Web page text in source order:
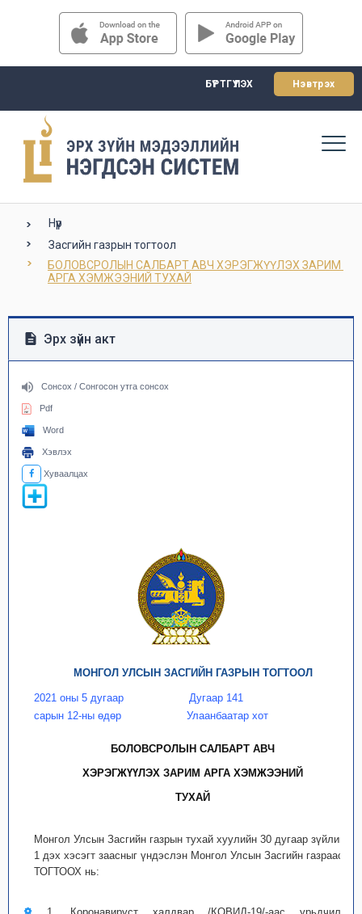
БҮРТГҮҮЛЭХ Нэвтрэх
Нүүр
Засгийн газрын тогтоол
БОЛОВСРОЛЫН САЛБАРТ АВЧ ХЭРЭГЖҮҮЛЭХ ЗАРИМ
АРГА ХЭМЖЭЭНИЙ ТУХАЙ
Эрх зүйн акт
Сонсох / Сонгосон утга сонсох
Pdf
Word
Хэвлэх
Хуваалцах
МОНГОЛ УЛСЫН ЗАСГИЙН ГАЗРЫН ТОГТООЛ
2021 оны 5 дугаар
сарын 12-ны өдөр
Дугаар 141
Улаанбаатар хот
БОЛОВСРОЛЫН САЛБАРТ АВЧ
ХЭРЭГЖҮҮЛЭХ ЗАРИМ АРГА ХЭМЖЭЭНИЙ
ТУХАЙ
Монгол Улсын Засгийн газрын тухай хуулийн 30 дугаар зүйлийн
1 дэх хэсэгт заасныг үндэслэн Монгол Улсын Засгийн газраас
ТОГТООХ нь: